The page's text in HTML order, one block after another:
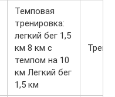
Темповая
тренировка:
легкий бег 1,5
км 8 км с
темпом на 10
км Легкий бег
1,5 км